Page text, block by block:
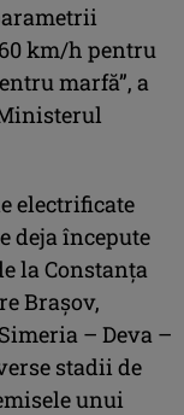
km/h pentru
marfă”, a
electrificate
deja începute
la Constanţa
Braşov,
– Deva –
stadii de
unui